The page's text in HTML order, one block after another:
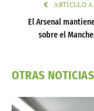
ARTÍCULO
El Arsenal
sobre el
OTRAS NOTICIAS